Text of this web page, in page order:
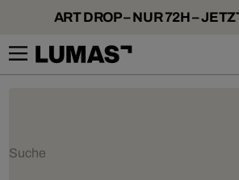
ART DROP – NUR 72H –